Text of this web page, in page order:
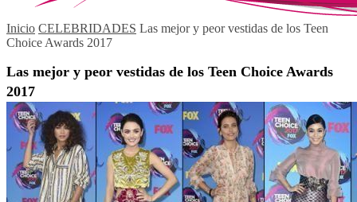
Inicio CELEBRIDADES Las mejor y peor vestidas de los Teen
Choice Awards 2017
Las mejor y peor vestidas de los Teen Choice Awards
2017